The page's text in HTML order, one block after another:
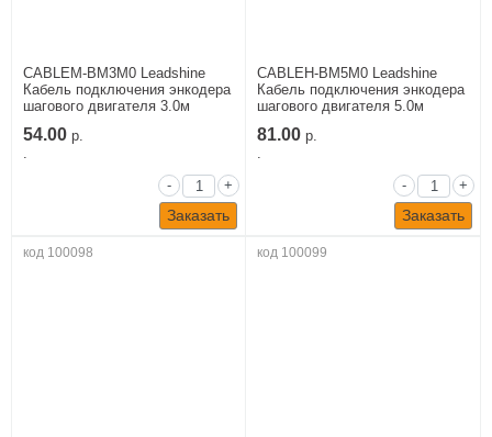
CABLEM-BM3M0 Leadshine
Кабель подключения энкодера
шагового двигателя 3.0м
54.00 р.
-
+
Заказать
CABLEH-BM5M0 Leadshine
Кабель подключения энкодера
шагового двигателя 5.0м
81.00 р.
-
+
Заказать
код 100098 код 100099